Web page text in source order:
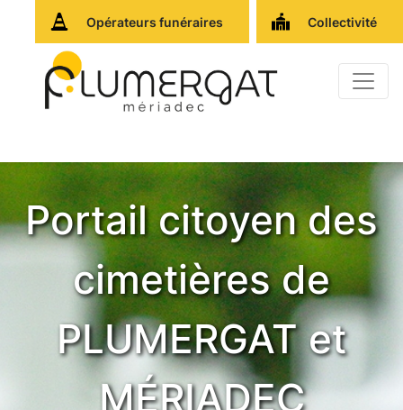
Opérateurs funéraires Collectivité
Portail citoyen des
cimetières de
PLUMERGAT et
MÉRIADEC